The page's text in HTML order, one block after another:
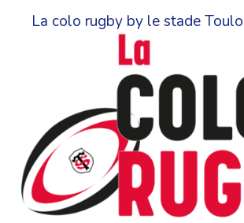
La colo rugby by le stade